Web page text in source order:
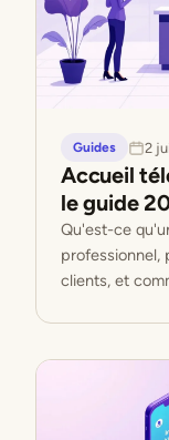
Guides 2
Accueil
le guide
Qu'est-ce
professionnel,
clients, et